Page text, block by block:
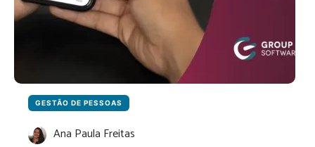
GESTÃO DE PESSOAS
Ana Paula Freitas